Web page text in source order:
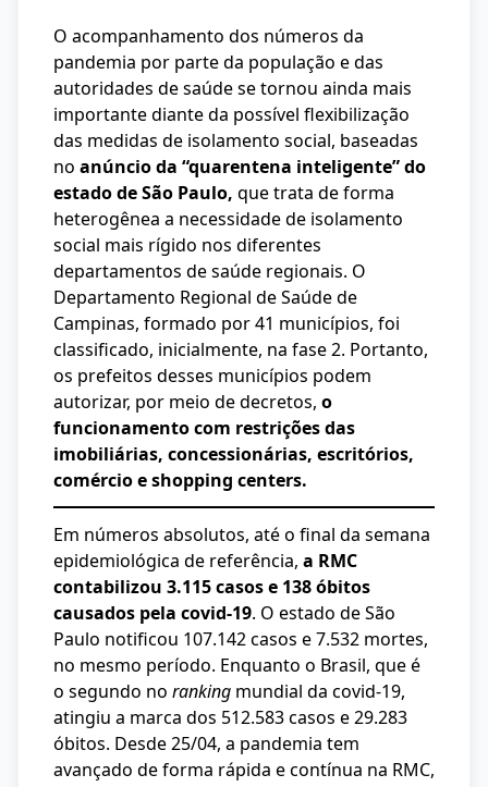
O acompanhamento dos números da
pandemia por parte da população e das
autoridades de saúde se tornou ainda mais
importante diante da possível flexibilização
das medidas de isolamento social, baseadas
no anúncio da “quarentena inteligente” do
estado de São Paulo, que trata de forma
heterogênea a necessidade de isolamento
social mais rígido nos diferentes
departamentos de saúde regionais. O
Departamento Regional de Saúde de
Campinas, formado por 41 municípios, foi
classificado, inicialmente, na fase 2. Portanto,
os prefeitos desses municípios podem
autorizar, por meio de decretos, o
funcionamento com restrições das
imobiliárias, concessionárias, escritórios,
comércio e shopping centers.
Em números absolutos, até o final da semana
epidemiológica de referência, a RMC
contabilizou 3.115 casos e 138 óbitos
causados pela covid-19. O estado de São
Paulo notificou 107.142 casos e 7.532 mortes,
no mesmo período. Enquanto o Brasil, que é
o segundo no ranking mundial da covid-19,
atingiu a marca dos 512.583 casos e 29.283
óbitos. Desde 25/04, a pandemia tem
avançado de forma rápida e contínua na RMC,